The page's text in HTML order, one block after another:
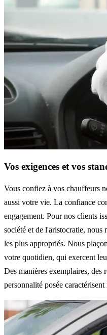
Vos exigences et vos
Vous confiez à vos chauffeurs
aussi votre vie. La confiance
engagement. Pour nos clients
société et de l'aristocratie, nous
les plus appropriés. Nous
votre quotidien, qui exercent
Des manières exemplaires, des
personnalité posée